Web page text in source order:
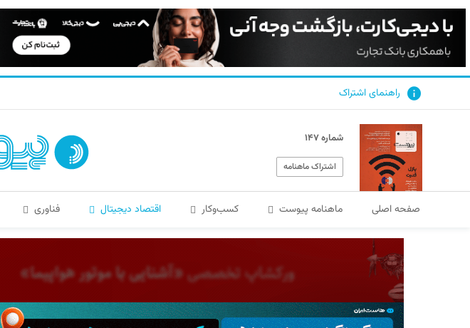
راهنمای اشتراک
شماره ۱۴۷
اشتراک ماهنامه
صفحه اصلی ماهنامه پیوست کسب‌و‌کار اقتصاد دیجیتال فناوری